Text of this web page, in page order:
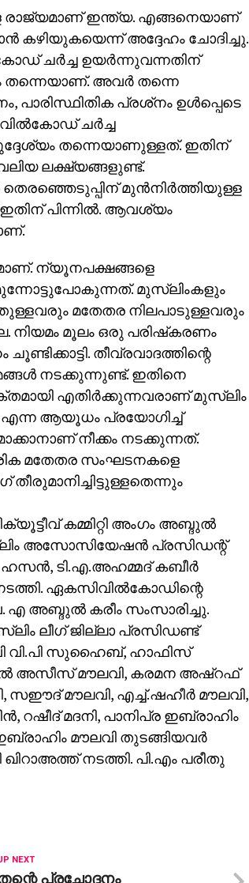
രാജ്യമാണ് ഇന്ത്യ. എങ്ങനെയാണ്
കഴിയുകയെന്ന് അദ്ദേഹം ചോദിച്ചു.
ചര്‍ച്ച ഉയര്‍ന്നുവന്നതിന്
തന്നെയാണ്. അവര്‍ തന്നെ
പ്രശ്‌നം ഉള്‍പ്പെടെ
ചര്‍ച്ച
തന്നെയാണുള്ളത്. ഇതിന്
ലക്ഷ്യങ്ങളുണ്ട്.
മുന്‍നിര്‍ത്തിയുള്ള
പിന്നില്‍. ആവശ്യം
ന്യൂനപക്ഷങ്ങളെ
മുസ്‌ലിംകളും
മതേതര നിലപാടുള്ളവരും
നിയമം മൂലം ഒരു പരിഷ്‌കരണം
തീവ്രവാദത്തിന്റെ
നടക്കുന്നുണ്ട്. ഇതിനെ
എതിര്‍ക്കുന്നവരാണ് മുസ്‌ലിം
എന്ന ആയൂധം പ്രയോഗിച്ച്
നീക്കം നടക്കുന്നത്.
മതേതര സംഘടനകളെ
കമ്മിറ്റി അംഗം അബ്ദുല്‍
അസോസിയേഷന്‍ പ്രസിഡന്റ്
ടി.എ.അഹമ്മദ് കബീര്‍
ഏകസിവില്‍കോഡിന്റെ
അബ്ദുല്‍ കരീം സംസാരിച്ചു.
ലീഗ് ജില്ലാ പ്രസിഡണ്ട്
വി.പി സുഹൈബ്, ഹാഫിസ്
അസീസ് മൗലവി, കരമന അഷ്‌റഫ്
മൗലവി, എച്ച്.ഷഹീര്‍ മൗലവി,
മദനി, പാനിപ്ര ഇബ്രാഹിം
മൗലവി തുടങ്ങിയവര്‍
നടത്തി. പി.എം പരീതു
NEXT
പ്രചോദനം